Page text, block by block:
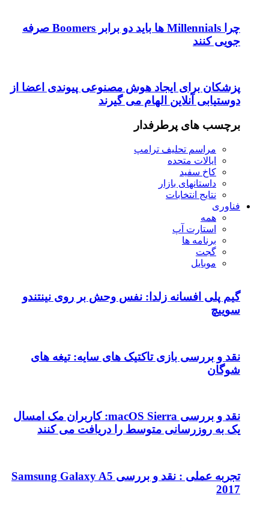
چرا Millennials ها باید دو برابر Boomers صرفه
جویی کنند
پزشکان برای ایجاد هوش مصنوعی پیوندی اعضا از
دوستیابی آنلاین الهام می گیرند
برچسب های پرطرفدار
مراسم تحلیف ترامپ
ایالات متحده
کاخ سفید
داستانهای بازار
نتایج انتخابات
فناوری
همه
استارت آپ
برنامه ها
گجت
موبایل
گیم پلی افسانه زلدا: نفس وحش بر روی نینتندو
سوییچ
نقد و بررسی بازی تاکتیک های سایه: تیغه های
شوگان
نقد و بررسی macOS Sierra: کاربران مک امسال
یک به روزرسانی متوسط را دریافت می کنند
تجربه عملی : نقد و بررسی Samsung Galaxy A5
2017